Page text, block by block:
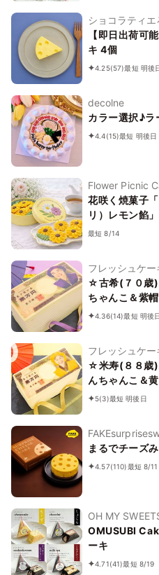
ショコラティ
【即日出荷可
キ 4個
4.25(57)最短 明後
decolne
カラー選択♪ラ
4.4(15)最短 明後日
Flower Picnic
花咲く焼菓子
リ）レモン餡
紙袋を3枚
最短 8/14
フレッシュケ
☆古希(７０歳
ちゃんこ＆紫
は福沢諭吉の
4.36(14)最短 明後
フレッシュケ
☆米寿(８８歳
んちゃんこ＆
お体は福沢諭
5(3)最短 明後日
まるでチーズ
4.57(110)最短 8/11
OH MY
OMUSUBI Cake 選
ーキ
4.71(41)最短 8/19